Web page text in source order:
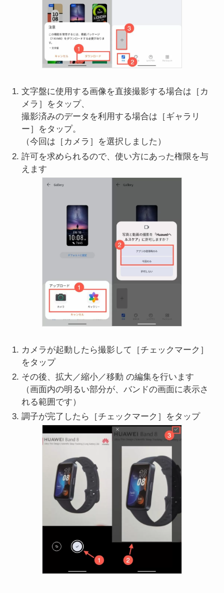
文字盤に使用する画像を直接撮影する場合は［カ
メラ］をタップ、
撮影済みのデータを利用する場合は［ギャラリ
ー］をタップ。
（今回は［カメラ］を選択しました）
許可を求められるので、使い方にあった権限を与
えます
カメラが起動したら撮影して［チェックマーク］
をタップ
その後、拡大／縮小／移動 の編集を行います
（画面内の明るい部分が、バンドの画面に表示さ
れる範囲です）
調子が完了したら［チェックマーク］をタップ